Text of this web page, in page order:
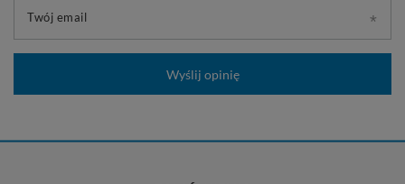
Twój email
Wyślij opinię